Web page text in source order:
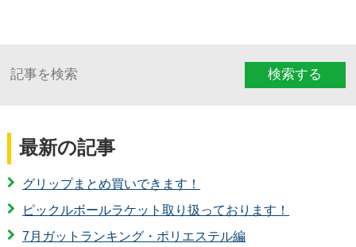
検索する
最新の記事
グリップまとめ買いできます！
ピックルボールラケット取り扱っております！
7月ガットランキング・ポリエステル編